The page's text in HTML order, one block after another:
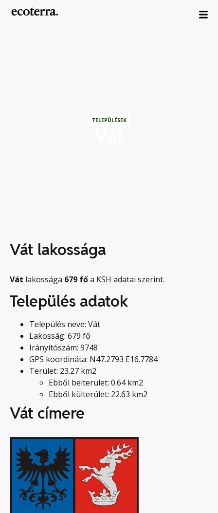
TELEPÜLÉSEK
Vát lakossága
Vát lakossága 679 főa KSH adatai szerint.
Település adatok
Település neve: Vát
Lakosság: 679 fő
Irányítószám: 9748
GPS koordináta: N47.2793 E16.7784
Terület: 23.27 km2
Ebből belterület: 0.64 km2
Ebből külterület: 22.63 km2
Vát címere